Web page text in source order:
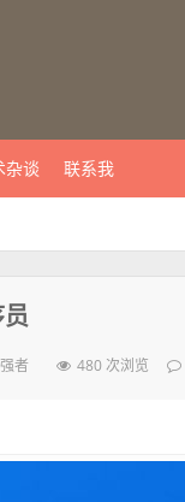
杂谈 联系我
者 480 次浏览